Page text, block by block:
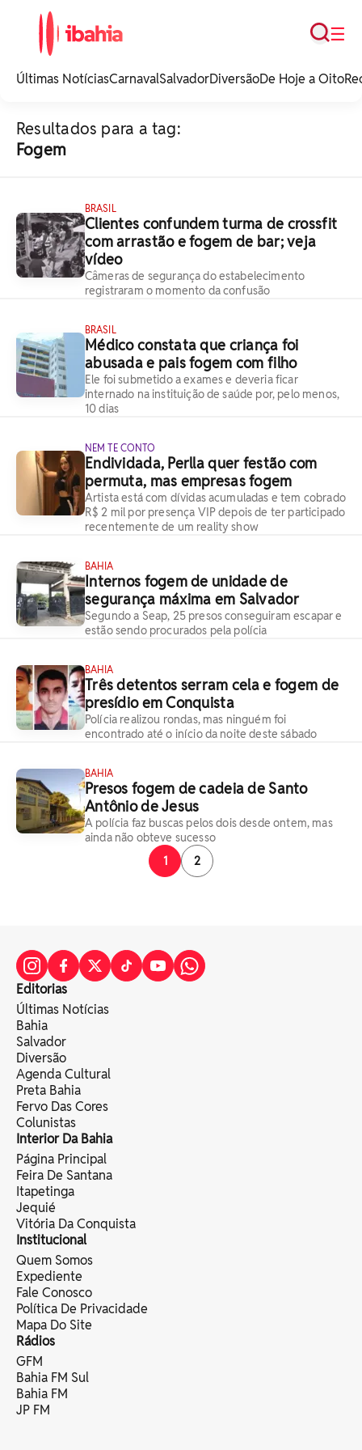
noticias e
☰
Busca
Últimas NotíciasCarnavalSalvadorDiversãoDe Hoje a Oito
Resultados para a tag:
Fogem
BRASIL
Clientes confundem turma de crossfit
com arrastão e fogem de bar; veja
vídeo
Câmeras de segurança do estabelecimento
registraram o momento da confusão
BRASIL
Médico constata que criança foi
abusada e pais fogem com filho
Ele foi submetido a exames e deveria ficar
internado na instituição de saúde por, pelo menos,
10 dias
NEM TE CONTO
Endividada, Perlla quer festão com
permuta, mas empresas fogem
Artista está com dívidas acumuladas e tem cobrado
R$ 2 mil por presença VIP depois de ter participado
recentemente de um reality show
BAHIA
Internos fogem de unidade de
segurança máxima em Salvador
Segundo a Seap, 25 presos conseguiram escapar e
estão sendo procurados pela polícia
BAHIA
Três detentos serram cela e fogem de
presídio em Conquista
Polícia realizou rondas, mas ninguém foi
encontrado até o início da noite deste sábado
BAHIA
Presos fogem de cadeia de Santo
Antônio de Jesus
A polícia faz buscas pelos dois desde ontem, mas
ainda não obteve sucesso
1
2
Editorias
Últimas Notícias
Bahia
Salvador
Diversão
Agenda Cultural
Preta Bahia
Fervo Das Cores
Colunistas
Interior Da Bahia
Página Principal
Feira De Santana
Itapetinga
Jequié
Vitória Da Conquista
Institucional
Quem Somos
Expediente
Fale Conosco
Política De Privacidade
Mapa Do Site
Rádios
GFM
Bahia FM Sul
Bahia FM
JP FM